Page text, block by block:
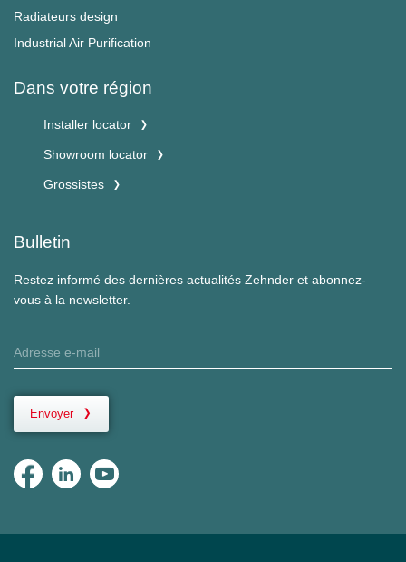
Radiateurs design
Industrial Air Purification
Dans votre région
Installer locator
Showroom locator
Grossistes
Bulletin
Restez informé des dernières actualités Zehnder et abonnez-
vous à la newsletter.
Envoyer